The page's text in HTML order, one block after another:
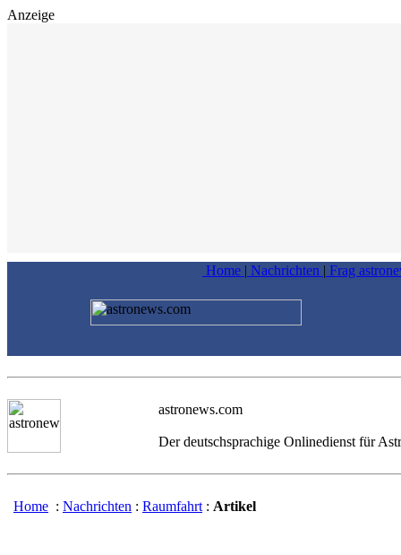
Anzeige
Home | Nachrichten | Frag
astronews.com
Der deutschsprachige Onlinedienst für
Home : Nachrichten : Raumfahrt : Artikel